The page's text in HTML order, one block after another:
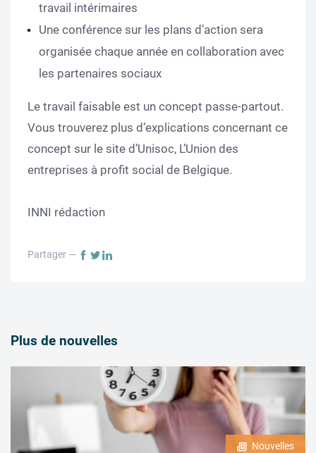
travail intérimaires
Une conférence sur les plans d’action sera
organisée chaque année en collaboration avec
les partenaires sociaux
Le travail faisable est un concept passe-partout.
Vous trouverez plus d’explications concernant ce
concept sur le site d’Unisoc, L’Union des
entreprises à profit social de Belgique.
INNI rédaction
Partager —
Plus de nouvelles
Nouvelles